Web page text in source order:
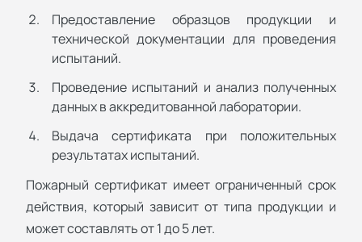
Предоставление образцов продукции и
технической документации для проведения
испытаний.
Проведение испытаний и анализ полученных
данных в аккредитованной лаборатории.
Выдача сертификата при положительных
результатах испытаний.
Пожарный сертификат имеет ограниченный срок
действия, который зависит от типа продукции и
может составлять от 1 до 5 лет.